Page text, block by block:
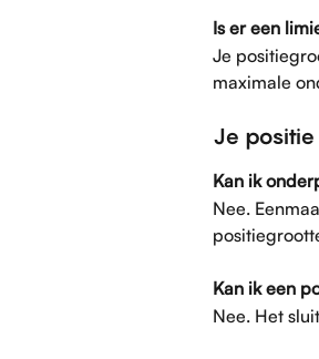
Is er een
Je
maximale
Je positie
Kan ik
Nee.
Kan ik een
Nee. Het